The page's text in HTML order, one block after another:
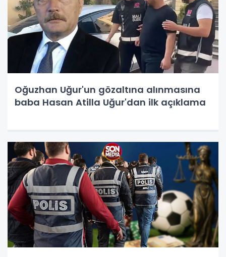
Oğuzhan Uğur'un gözaltına alınmasına
baba Hasan Atilla Uğur'dan ilk açıklama